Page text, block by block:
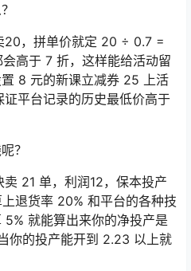
20，拼单价就定 20 ÷ 0.7 =
高于 7 折，这样能给活动留
8 元的新课立减券 25 上活
平台记录的历史最低价高于
？
21 单，利润12，保本投产
退货率 20% 和平台的各种技
就能算出来你的净投产是
你的投产能开到 2.23 以上就